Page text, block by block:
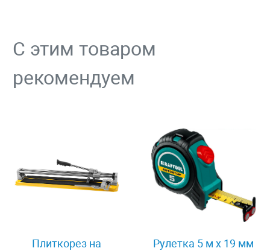
С этим товаром
рекомендуем
Плиткорез на
Рулетка 5 м x 19 мм